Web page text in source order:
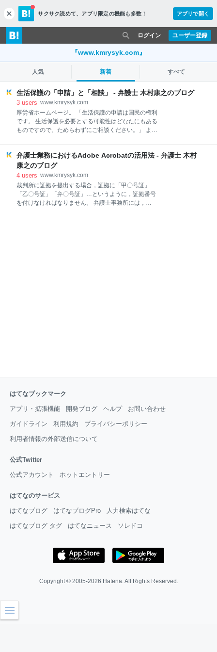
c
l
o
s
サクサク読めて、 アプリ限定の機能も多数！ アプリで開く
ユーザー登録
ログイン
『www.kmrysyk.com』
人気 新着 すべて
生活保護の「申請」と「相談」 - 弁護士 木村康之のブログ
3 users www.kmrysyk.com
厚労省ホームページ。 「生活保護の申請は国民の権利
です。 生活保護を必要とする可能性はどなたにもある
ものですので、ためらわずにご相談ください。」 よく
尾辻かな子 (@otsujikanako) January 29, 2021 生活保
護申請への同行など，福祉事務所における申請の現場
に立ち会う実務家にとって，生活保護申請の「相談」
とは，「申請に向けてのステップ」などではなく，
「申請を阻む障壁」（いわゆる「水際作戦」）である
というのが実感なのではないかと思います。 「申請に
弁護士業務におけるAdobe Acrobatの活用法 - 弁護士 木村
康之のブログ
4 users www.kmrysyk.com
裁判所に証拠を提出する場合，証拠に「甲〇号証」
「乙〇号証」「弁〇号証」…というように，証拠番号
を付けなければなりません。 弁護士事務所には，
はてなブックマーク
アプリ・拡張機能 開発ブログ ヘルプ お問い合わせ
ガイドライン 利用規約 プライバシーポリシー
利用者情報の外部送信について
公式Twitter
公式アカウント ホットエントリー
はてなのサービス
はてなブログ はてなブログPro 人力検索はてな
はてなブログ タグ はてなニュース ソレドコ
Copyright © 2005-2026 Hatena. All Rights Reserved.